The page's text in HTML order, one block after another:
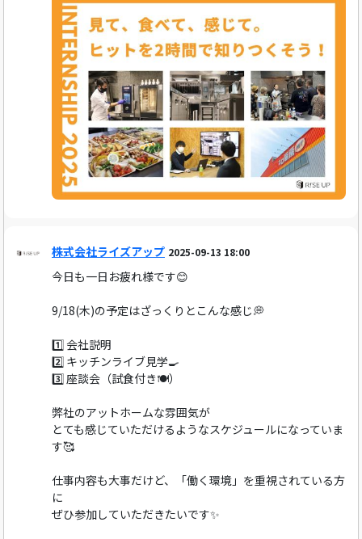
株式会社ライズアップ 2025-09-13 18:00
今日も一日お疲れ様です😊
9/18(木)の予定はざっくりとこんな感じ💭
1️⃣ 会社説明
2️⃣ キッチンライブ見学🍳
3️⃣ 座談会（試食付き🍽️）
弊社のアットホームな雰囲気が
とても感じていただけるようなスケジュールになっていま
す🥰
仕事内容も大事だけど、「働く環境」を重視されている方
に
ぜひ参加していただきたいです✨